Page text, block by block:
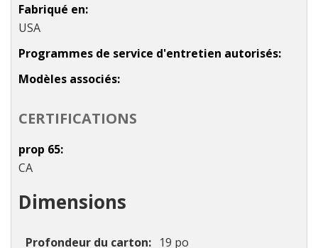
Fabriqué en
USA
Programmes de service d'entretien autorisés
Modèles associés
CERTIFICATIONS
prop 65
CA
Dimensions
Profondeur du carton 19 po